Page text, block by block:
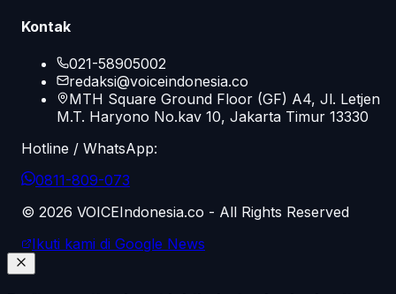
Kontak
021-58905002
redaksi@voiceindonesia.co
MTH Square Ground Floor (GF) A4, Jl. Letjen
M.T. Haryono No.kav 10, Jakarta Timur 13330
Hotline / WhatsApp:
0811-809-073
© 2026 VOICEIndonesia.co - All Rights Reserved
Ikuti kami di Google News